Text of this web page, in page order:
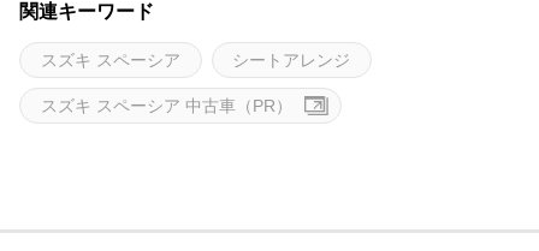
関連キーワード
スズキ スペーシア シートアレンジ
スズキ スペーシア 中古車（PR）